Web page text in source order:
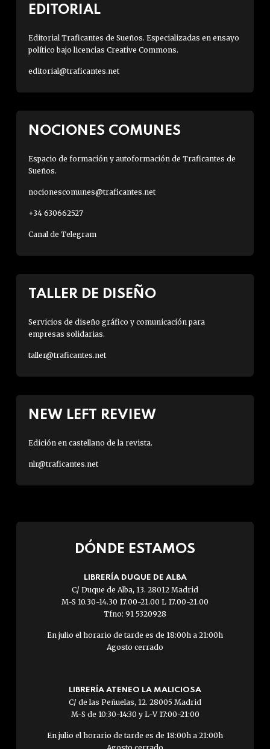
EDITORIAL
Editorial Traficantes de Sueños. Especializadas en ensayo
político bajo licencias Creative Commons.
editorial@traficantes.net
NOCIONES COMUNES
Espacio de formación y autoformación de Traficantes de
Sueños.
nocionescomunes@traficantes.net
+34 630662527
Canal de Telegram
TALLER DE DISEÑO
Servicios de diseño gráfico y comunicación para
empresas solidarias.
taller@traficantes.net
NEW LEFT REVIEW
Edición en castellano de la revista.
nlr@traficantes.net
DÓNDE ESTAMOS
LIBRERÍA DUQUE DE ALBA
C/ Duque de Alba, 13. 28012 Madrid
M-S 10.30-14.30 17.00-21.00 L 17.00-21.00
Tfno: 91 5320928
En julio el horario de tarde es de 18:00h a 21:00h
Agosto cerrado
LIBRERÍA ATENEO LA MALICIOSA
C/ de las Peñuelas, 12. 28005 Madrid
M-S de 10:30-14:30 y L-V 17:00-21:00
En julio el horario de tarde es de 18:00h a 21:00h